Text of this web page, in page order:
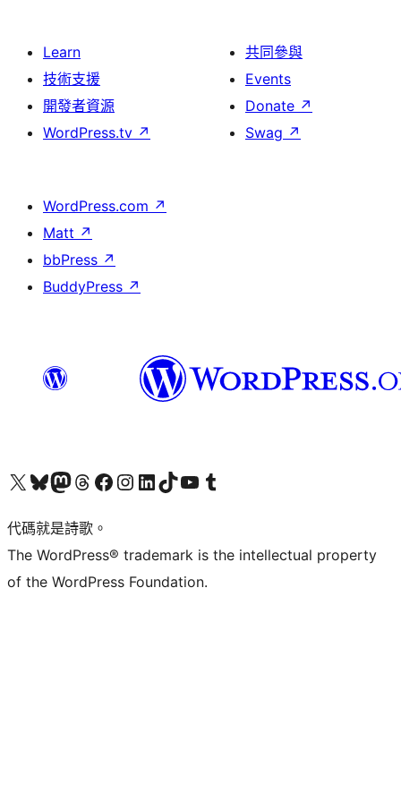
Learn
技術支援
開發者資源
WordPress.tv ↗
共同參與
Events
Donate ↗
Swag ↗
WordPress.com ↗
Matt ↗
bbPress ↗
BuddyPress ↗
Visit our X (formerly Twitter) account
Visit our Bluesky account
Visit our Mastodon account
Visit our Threads account
訪問我們的 Facebook 專頁Visit our Instagram account
Visit our LinkedIn account
Visit our TikTok account
Visit our YouTube channel
Visit our Tumblr account
代碼就是詩歌。
The WordPress® trademark is the intellectual property
of the WordPress Foundation.